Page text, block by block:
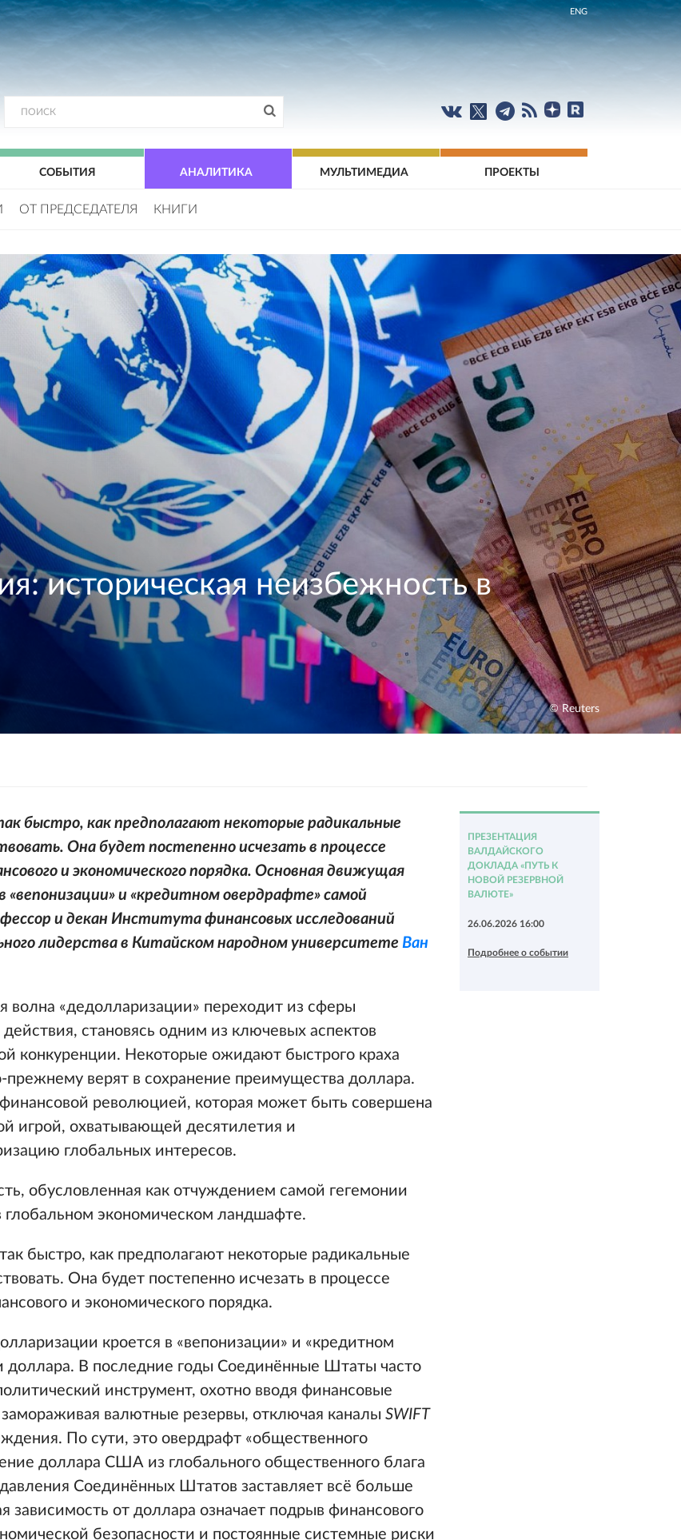
ENG
СОБЫТИЯ АНАЛИТИКА МУЛЬТИМЕДИА ПРОЕКТЫ
ОТ ПРЕДСЕДАТЕЛЯ КНИГИ
историческая неизбежность в
© Reuters
быстро, как предполагают некоторые радикальные
Она будет постепенно исчезать в процессе
и экономического порядка. Основная движущая
«вепонизации» и «кредитном овердрафте» самой
и декан Института финансовых исследований
лидерства в Китайском народном университете Ван
волна «дедолларизации» переходит из сферы
становясь одним из ключевых аспектов
конкуренции. Некоторые ожидают быстрого краха
прежнему верят в сохранение преимущества доллара.
революцией, которая может быть совершена
игрой, охватывающей десятилетия и
глобальных интересов.
обусловленная как отчуждением самой гегемонии
экономическом ландшафте.
быстро, как предполагают некоторые радикальные
Она будет постепенно исчезать в процессе
и экономического порядка.
кроется в «вепонизации» и «кредитном
доллара. В последние годы Соединённые Штаты часто
инструмент, охотно вводя финансовые
замораживая валютные резервы, отключая каналы SWIFT
По сути, это овердрафт «общественного
доллара США из глобального общественного блага
Соединённых Штатов заставляет всё больше
зависимость от доллара означает подрыв финансового
безопасности и постоянные системные риски
ПРЕЗЕНТАЦИЯ
ВАЛДАЙСКОГО
ДОКЛАДА «ПУТЬ К
НОВОЙ РЕЗЕРВНОЙ
ВАЛЮТЕ»
26.06.2026 16:00
Подробнее о событии